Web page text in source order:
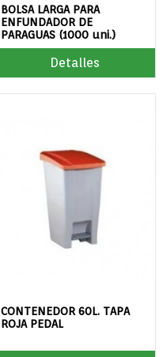
BOLSA LARGA PARA
ENFUNDADOR DE
PARAGUAS (1000 uni.)
Detalles
CONTENEDOR 60L. TAPA
ROJA PEDAL